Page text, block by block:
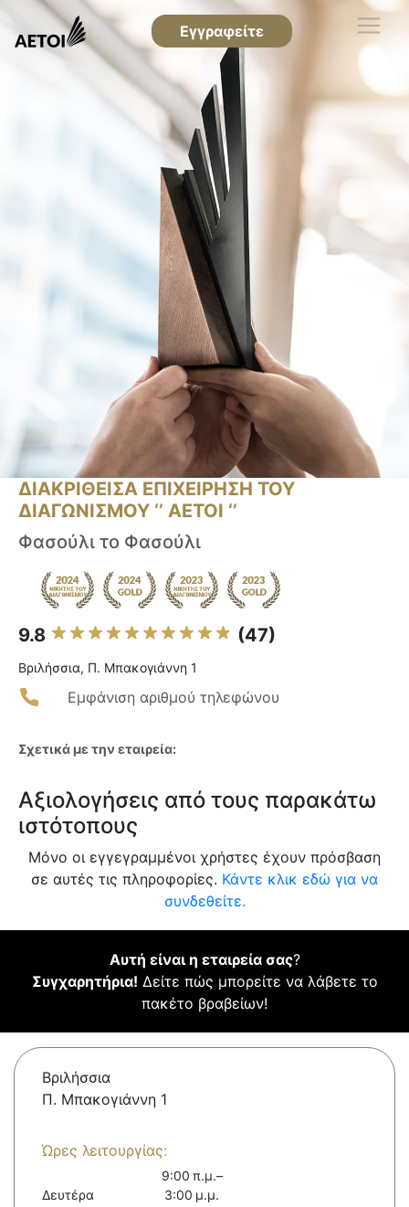
Εγγραφείτε
ΔΙΑΚΡΙΘΕΙΣΑ ΕΠΙΧΕΙΡΗΣΗ ΤΟΥ
ΔΙΑΓΩΝΙΣΜΟΥ ‘’ ΑΕΤΟΙ ‘’
Φασούλι το Φασούλι
9.8 (47)
Βριλήσσια, Π. Μπακογιάννη 1
Εμφάνιση αριθμού τηλεφώνου
Σχετικά με την εταιρεία:
Αξιολογήσεις από τους παρακάτω
ιστότοπους
Μόνο οι εγγεγραμμένοι χρήστες έχουν πρόσβαση
σε αυτές τις πληροφορίες. Κάντε κλικ εδώ για να
συνδεθείτε.
Αυτή είναι η εταιρεία σας?
Συγχαρητήρια! Δείτε πώς μπορείτε να λάβετε το
πακέτο βραβείων!
Βριλήσσια
Π. Μπακογιάννη 1
Ώρες λειτουργίας:
Δευτέρα
9:00 π.μ.–
3:00 μ.μ.